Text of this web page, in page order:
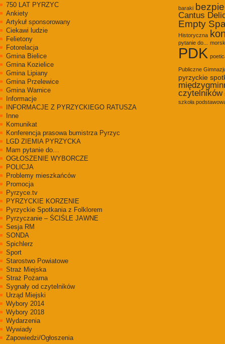
750 LAT PYRZYC
Ankiety
Artykuł sponsorowany
Ciekawi ludzie
Felietony
Fotorelacja
Gmina Bielice
Gmina Kozielice
Gmina Lipiany
Gmina Przelewice
Gmina Warnice
Informacje
INFORMACJE Z PYRZYCKIEGO RATUSZA
Inne
Komunikat
Konferencja prasowa bumistrza Pyrzyc
LGD ZIEMIA PYRZYCKA
Mam pytanie do…
OGŁOSZENIE WYBORCZE
POLICJA
Problemy mieszkańców
Promocja
Pyrzyce.tv
PYRZYCKIE KORZENIE
Pyrzyckie Spotkania z Folklorem
Pyrzyczanie – ŚCIŚLE JAWNE
Sesja RM
SONDA
Spichlerz
Sport
Starostwo Powiatowe
Straż Miejska
Straż Pożarna
Sygnały od czytelników
Urząd Miejski
Wybory 2014
Wybory 2018
Wydarzenia
Wywiady
Zapowiedzi/Ogłoszenia
baraki
Cantus
Empty
Historyczna
pytanie do...
PDK
Publiczne
pyrzyckie
czytelników
szkoła